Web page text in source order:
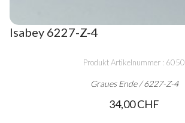
Isabey 6227-Z-4
Produkt Artikelnummer : 6050
Graues Ende / 6227-Z-4
34,00 CHF